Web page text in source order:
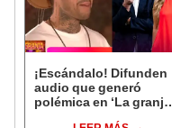
¡Escándalo! Difunden
audio que generó
polémica en ‘La granja